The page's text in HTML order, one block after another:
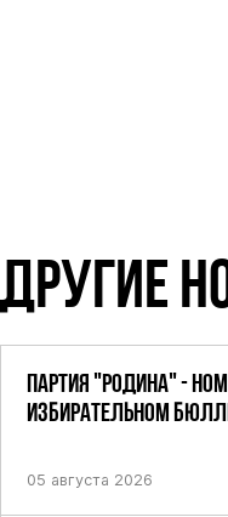
ДРУГИЕ
ПАРТИЯ "РОДИНА" -
ИЗБИРАТЕЛЬНОМ
05 августа 2026